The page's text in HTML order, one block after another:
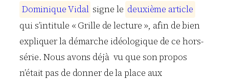
DominiqueVidal signe le deuxième article
qui s’intitule « Grille de lecture », afin de bien
expliquer la démarche idéologique de ce hors-
série. Nous avons déjà vu que son propos
n’était pas de donner de la place aux